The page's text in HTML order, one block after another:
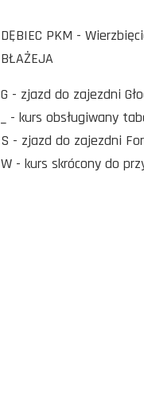
DĘBIEC PKM -
BŁAŻEJA
G - zjazd do zajezdni
_ - kurs obsługiwany
S - zjazd do zajezdni
W - kurs skrócony do